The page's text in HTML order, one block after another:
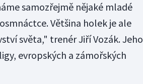
samozřejmě nějaké mladé
Většina holek je ale
světa," trenér Jiří Vozák. Jeho
evropských a zámořských